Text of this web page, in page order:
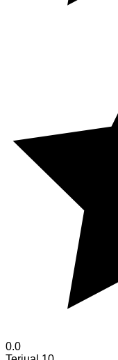
0.0